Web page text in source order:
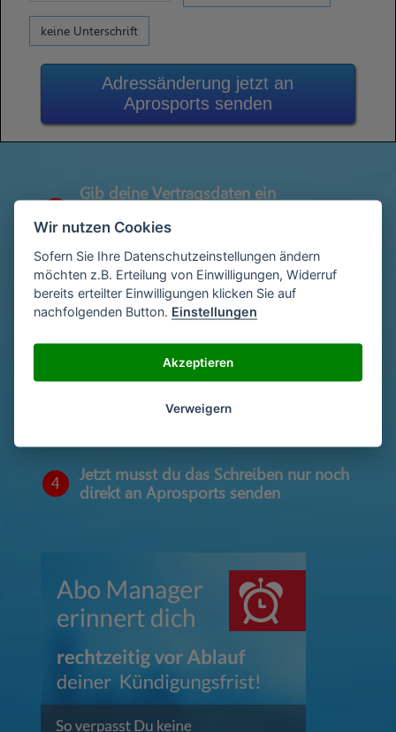
keine Unterschrift
Adressänderung jetzt an
Aprosports senden
Gib deine Vertragsdaten ein
Abrechnung)
2
Gib deinen Namen und deine Adresse
ein
Unterschriebe das Schreiben mit deinem
Namen oder lade eine Unterschrift hoch
4
Jetzt musst du das Schreiben nur noch
direkt an Aprosports senden
Wir nutzen Cookies
Sofern Sie Ihre Datenschutzeinstellungen ändern
möchten z.B. Erteilung von Einwilligungen, Widerruf
bereits erteilter Einwilligungen klicken Sie auf
nachfolgenden Button. Einstellungen
Akzeptieren
Verweigern